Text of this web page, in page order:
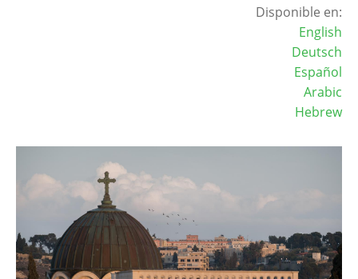
Disponible en:
English
Deutsch
Español
Arabic
Hebrew